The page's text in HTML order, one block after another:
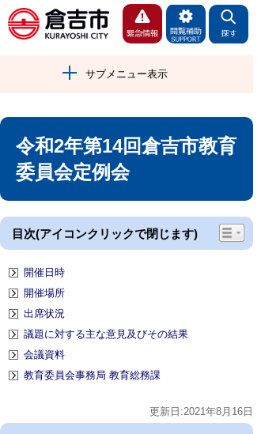
サブメニュー表示
令和2年第14回倉吉市教育
委員会定例会
目次(アイコンクリックで閉じます)
開催日時
開催場所
出席状況
議題に対する主な意見及びその結果
会議資料
教育委員会事務局 教育総務課
更新日:2021年8月16日